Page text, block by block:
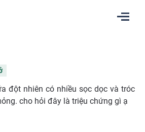
đột nhiên có nhiều sọc dọc và tróc
cho hỏi đây là triệu chứng gì ạ